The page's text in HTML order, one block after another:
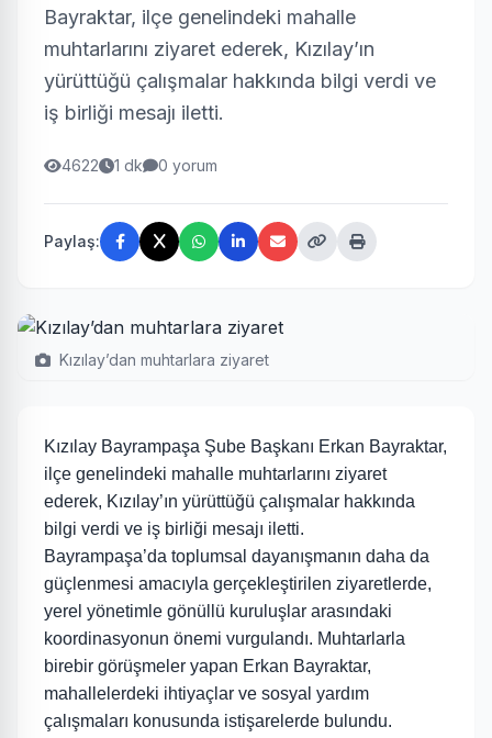
Bayraktar, ilçe genelindeki mahalle
muhtarlarını ziyaret ederek, Kızılay’ın
yürüttüğü çalışmalar hakkında bilgi verdi ve
iş birliği mesajı iletti.
4622 1 dk 0 yorum
Paylaş:
Kızılay’dan muhtarlara ziyaret
Kızılay Bayrampaşa Şube Başkanı Erkan Bayraktar,
ilçe genelindeki mahalle muhtarlarını ziyaret
ederek, Kızılay’ın yürüttüğü çalışmalar hakkında
bilgi verdi ve iş birliği mesajı iletti.
Bayrampaşa’da toplumsal dayanışmanın daha da
güçlenmesi amacıyla gerçekleştirilen ziyaretlerde,
yerel yönetimle gönüllü kuruluşlar arasındaki
koordinasyonun önemi vurgulandı. Muhtarlarla
birebir görüşmeler yapan Erkan Bayraktar,
mahallelerdeki ihtiyaçlar ve sosyal yardım
çalışmaları konusunda istişarelerde bulundu.